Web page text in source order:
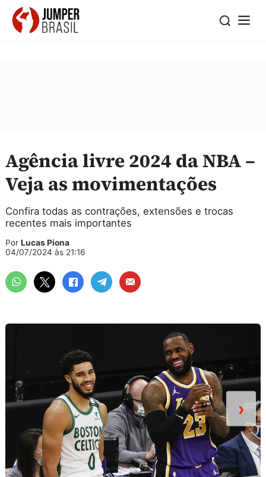
Agência livre 2024 da NBA –
Veja as movimentações
Confira todas as contrações, extensões e trocas
recentes mais importantes
Por Lucas Piona
04/07/2024 às 21:16
›